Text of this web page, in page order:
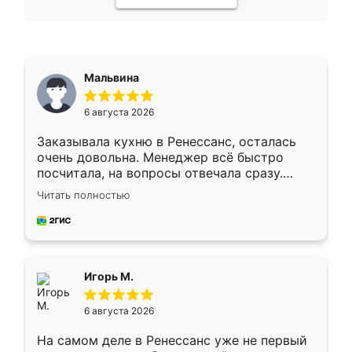
Мальвина
6 августа 2026
Заказывала кухню в Ренессанс, осталась
очень довольна. Менеджер всё быстро
посчитала, на вопросы отвечала сразу.
Замерщик приехал в субботу, подошёл к
делу со всей ответственностью. Собрали
за день, ребята работали аккуратно, даже
Читать полностью
Игорь М.
6 августа 2026
На самом деле в Ренессанс уже не первый